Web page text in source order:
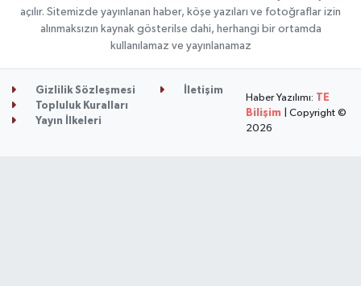
açılır. Sitemizde yayınlanan haber, köşe yazıları ve fotoğraflar izin
alınmaksızın kaynak gösterilse dahi, herhangi bir ortamda
kullanılamaz ve yayınlanamaz
Gizlilik Sözleşmesi
İletişim
Topluluk Kuralları
Yayın İlkeleri
Haber Yazılımı: TE
Bilişim | Copyright ©
2026